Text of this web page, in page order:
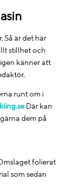
Så är det här
stillhet och
känner att
runt om i
Där kan
dem på
folierat
som sedan